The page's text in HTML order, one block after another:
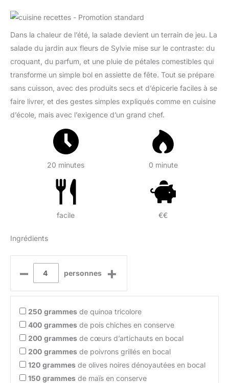
Dans la chaleur de l’été, la salade devient un terrain de jeu. La
salade du jardin aux fleurs de Sylvie mise sur le contraste: du
croquant, du parfum, et une pluie de pétales comestibles qui
transforme un simple bol en assiette de fête. Tout se prépare
sans cuisson, avec des produits secs et d’épicerie faciles à se
faire livrer, et des gestes simples expliqués comme en cuisine
d’école, mais avec l’exigence d’un grand chef.
20 minutes 0 minute
facile €€
Ingrédients
– personnes +
250 grammes de quinoa tricolore
400 grammes de pois chiches en conserve
200 grammes de cœurs d’artichauts en bocal
200 grammes de poivrons grillés en bocal
120 grammes de olives noires dénoyautées en bocal
150 grammes de maïs en conserve